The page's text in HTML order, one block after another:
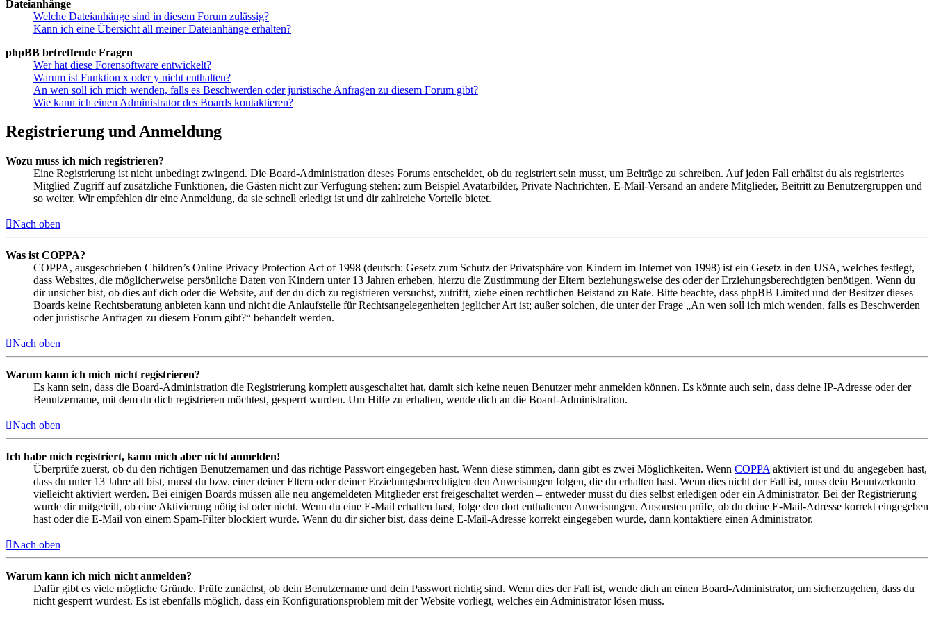
Dateianhänge
Welche Dateianhänge sind in diesem Forum zulässig?
Kann ich eine Übersicht all meiner Dateianhänge erhalten?
phpBB betreffende Fragen
Wer hat diese Forensoftware entwickelt?
Warum ist Funktion x oder y nicht enthalten?
An wen soll ich mich wenden, falls es Beschwerden oder juristische Anfragen zu diesem Forum gibt?
Wie kann ich einen Administrator des Boards kontaktieren?
Registrierung und Anmeldung
Wozu muss ich mich registrieren?
Eine Registrierung ist nicht unbedingt zwingend. Die Board-Administration dieses Forums entscheidet, ob du registriert sein musst, um Beiträge zu schreiben. Auf jeden Fall erhältst du als registriertes
Mitglied Zugriff auf zusätzliche Funktionen, die Gästen nicht zur Verfügung stehen: zum Beispiel Avatarbilder, Private Nachrichten, E-Mail-Versand an andere Mitglieder, Beitritt zu Benutzergruppen und
so weiter. Wir empfehlen dir eine Anmeldung, da sie schnell erledigt ist und dir zahlreiche Vorteile bietet.
Nach oben
Was ist COPPA?
COPPA, ausgeschrieben Children’s Online Privacy Protection Act of 1998 (deutsch: Gesetz zum Schutz der Privatsphäre von Kindern im Internet von 1998) ist ein Gesetz in den USA, welches festlegt,
dass Websites, die möglicherweise persönliche Daten von Kindern unter 13 Jahren erheben, hierzu die Zustimmung der Eltern beziehungsweise des oder der Erziehungsberechtigten benötigen. Wenn du
dir unsicher bist, ob dies auf dich oder die Website, auf der du dich zu registrieren versuchst, zutrifft, ziehe einen rechtlichen Beistand zu Rate. Bitte beachte, dass phpBB Limited und der Besitzer dieses
Boards keine Rechtsberatung anbieten kann und nicht die Anlaufstelle für Rechtsangelegenheiten jeglicher Art ist; außer solchen, die unter der Frage „An wen soll ich mich wenden, falls es Beschwerden
oder juristische Anfragen zu diesem Forum gibt?“ behandelt werden.
Nach oben
Warum kann ich mich nicht registrieren?
Es kann sein, dass die Board-Administration die Registrierung komplett ausgeschaltet hat, damit sich keine neuen Benutzer mehr anmelden können. Es könnte auch sein, dass deine IP-Adresse oder der
Benutzername, mit dem du dich registrieren möchtest, gesperrt wurden. Um Hilfe zu erhalten, wende dich an die Board-Administration.
Nach oben
Ich habe mich registriert, kann mich aber nicht anmelden!
Überprüfe zuerst, ob du den richtigen Benutzernamen und das richtige Passwort eingegeben hast. Wenn diese stimmen, dann gibt es zwei Möglichkeiten. Wenn COPPA aktiviert ist und du angegeben hast,
dass du unter 13 Jahre alt bist, musst du bzw. einer deiner Eltern oder deiner Erziehungsberechtigten den Anweisungen folgen, die du erhalten hast. Wenn dies nicht der Fall ist, muss dein Benutzerkonto
vielleicht aktiviert werden. Bei einigen Boards müssen alle neu angemeldeten Mitglieder erst freigeschaltet werden – entweder musst du dies selbst erledigen oder ein Administrator. Bei der Registrierung
wurde dir mitgeteilt, ob eine Aktivierung nötig ist oder nicht. Wenn du eine E-Mail erhalten hast, folge den dort enthaltenen Anweisungen. Ansonsten prüfe, ob du deine E-Mail-Adresse korrekt eingegeben
hast oder die E-Mail von einem Spam-Filter blockiert wurde. Wenn du dir sicher bist, dass deine E-Mail-Adresse korrekt eingegeben wurde, dann kontaktiere einen Administrator.
Nach oben
Warum kann ich mich nicht anmelden?
Dafür gibt es viele mögliche Gründe. Prüfe zunächst, ob dein Benutzername und dein Passwort richtig sind. Wenn dies der Fall ist, wende dich an einen Board-Administrator, um sicherzugehen, dass du
nicht gesperrt wurdest. Es ist ebenfalls möglich, dass ein Konfigurationsproblem mit der Website vorliegt, welches ein Administrator lösen muss.